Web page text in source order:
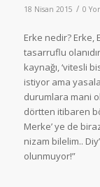
18 Nisan 2015 / 0
Erke nedir? Erke,
tasarruflu
kaynağı, ‘vitesli
istiyor ama
durumlara mani
dörtten itibaren
Merke’ ye de
nizam bilelim..
olunmuyor!”